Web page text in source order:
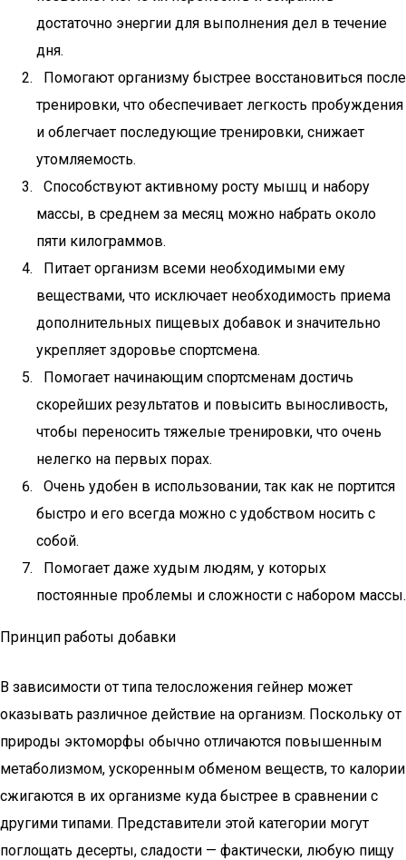
достаточно энергии для выполнения дел в течение
дня.
Помогают организму быстрее восстановиться после
тренировки, что обеспечивает легкость пробуждения
и облегчает последующие тренировки, снижает
утомляемость.
Способствуют активному росту мышц и набору
массы, в среднем за месяц можно набрать около
пяти килограммов.
Питает организм всеми необходимыми ему
веществами, что исключает необходимость приема
дополнительных пищевых добавок и значительно
укрепляет здоровье спортсмена.
Помогает начинающим спортсменам достичь
скорейших результатов и повысить выносливость,
чтобы переносить тяжелые тренировки, что очень
нелегко на первых порах.
Очень удобен в использовании, так как не портится
быстро и его всегда можно с удобством носить с
собой.
Помогает даже худым людям, у которых
постоянные проблемы и сложности с набором массы.
Принцип работы добавки
В зависимости от типа телосложения гейнер может
оказывать различное действие на организм. Поскольку от
природы эктоморфы обычно отличаются повышенным
метаболизмом, ускоренным обменом веществ, то калории
сжигаются в их организме куда быстрее в сравнении с
другими типами. Представители этой категории могут
поглощать десерты, сладости — фактически, любую пищу